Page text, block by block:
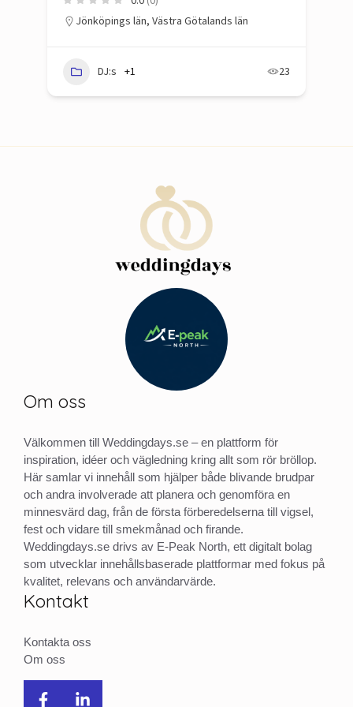
Jönköpings län, Västra Götalands län
DJ:s +1 23
Om oss
Välkommen till Weddingdays.se – en plattform för
inspiration, idéer och vägledning kring allt som rör bröllop.
Här samlar vi innehåll som hjälper både blivande brudpar
och andra involverade att planera och genomföra en
minnesvärd dag, från de första förberedelserna till vigsel,
fest och vidare till smekmånad och firande.
Weddingdays.se drivs av E-Peak North, ett digitalt bolag
som utvecklar innehållsbaserade plattformar med fokus på
kvalitet, relevans och användarvärde.
Kontakt
Kontakta oss
Om oss